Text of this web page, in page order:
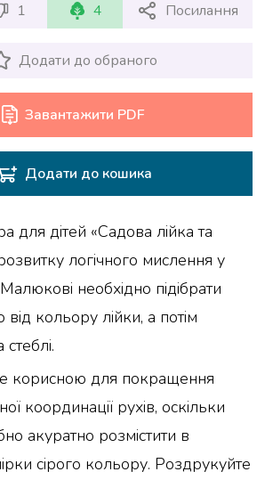
1 4 Посилання
Додати до обраного
Завантажити PDF
Додати до кошика
для дітей «Садова лійка та
логічного мислення у
необхідно підібрати
від кольору лійки, а потім
стеблі.
корисною для покращення
координації рухів, оскільки
акуратно розмістити в
сірого кольору. Роздрукуйте